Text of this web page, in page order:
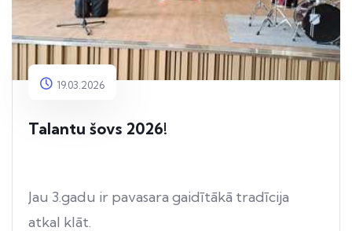
19.03.2026
Talantu šovs 2026!
Jau 3.gadu ir pavasara gaidītākā tradīcija
atkal klāt.